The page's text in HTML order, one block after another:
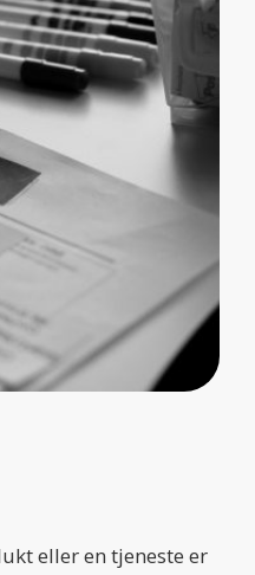
eller en tjeneste er